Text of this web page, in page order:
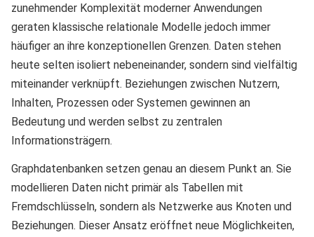
zunehmender Komplexität moderner Anwendungen
geraten klassische relationale Modelle jedoch immer
häufiger an ihre konzeptionellen Grenzen. Daten stehen
heute selten isoliert nebeneinander, sondern sind vielfältig
miteinander verknüpft. Beziehungen zwischen Nutzern,
Inhalten, Prozessen oder Systemen gewinnen an
Bedeutung und werden selbst zu zentralen
Informationsträgern.
Graphdatenbanken setzen genau an diesem Punkt an. Sie
modellieren Daten nicht primär als Tabellen mit
Fremdschlüsseln, sondern als Netzwerke aus Knoten und
Beziehungen. Dieser Ansatz eröffnet neue Möglichkeiten,